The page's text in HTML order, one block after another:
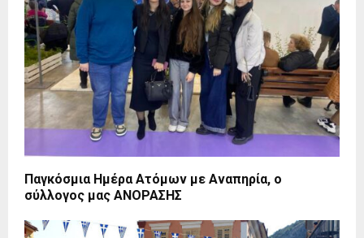
Παγκόσμια Ημέρα Ατόμων με Αναπηρία, ο
σύλλογος μας ΑΝΟΡΑΣΗΣ